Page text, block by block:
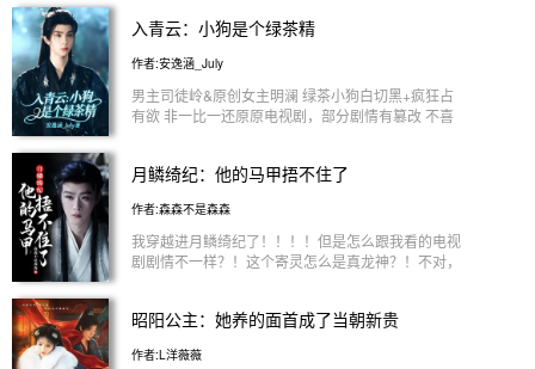
的泪，是沉入水中浮出的伐木 -白泽 受托守护，日久
无获 前世今生，执着贪念 望着她的眼神中，总是带
着熊熊燃烧的贪欲 -旱魃 故人之资，爱意升起 选择释
怀是最好的归宿
入青云：小狗是个绿茶精
作者:安逸涵_July
男主司徒岭&原创女主明澜 绿茶小狗白切黑+疯狂占
有欲 非一比一还原原电视剧，部分剧情有篡改 不喜
将明澜挂在心上。 作为粘人小狗，司徒岭秉持着明
负时，司徒岭:“姐姐，好疼。” 遇到情敌时，司徒岭:
“姐姐就这般喜欢他？是我哪里做得不够好吗。” 吃醋
到极点时，司徒岭:“姐姐，乖一点，听话，春宵一刻
2025.10.22签约 2026.6.15完结
月鳞绮纪：他的马甲捂不住了
作者:森森不是森森
我穿越进月鳞绮纪了！！！！但是怎么跟我看的电视
剧剧情不一样？！这个寄灵怎么是真龙神？！不对，
纪，还被龙神大人抓住了，那就只好留在他身边喽
昭阳公主：她养的面首成了当朝新贵
作者:L洋薇薇